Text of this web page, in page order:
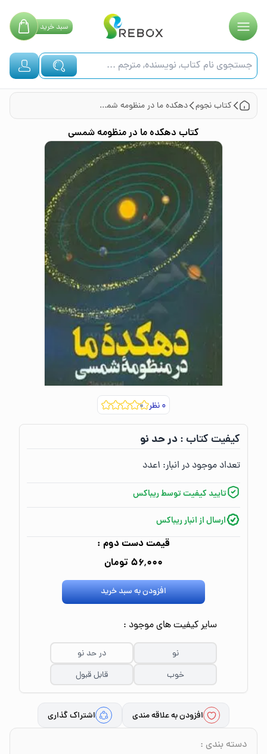
سبدخرید
کتابنجوم دهکده ما در منظومه شمسی
کتاب دهکده ما در منظومه شمسی
۰نظر
کیفیت کتاب :‌در حد نو
تعداد موجود در انبار:‌ ۱عدد
تایید کیفیت توسط ریباکس
ارسال از انبار ریباکس
قیمت دست دوم :
۵۶٬۰۰۰ تومان
افزودن به سبد خرید
سایر کیفیت های موجود :
نو
در حد نو
خوب
قابل قبول
افزودن به علاقه مندی اشتراک گذاری
دسته بندی :